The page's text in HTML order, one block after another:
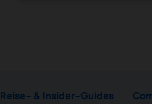
Reise- & Insider-Guides